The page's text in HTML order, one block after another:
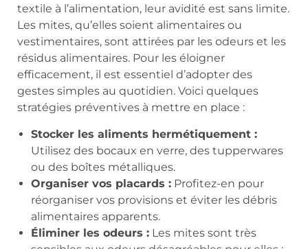
textile à l’alimentation, leur avidité est sans limite.
Les mites, qu’elles soient alimentaires ou
vestimentaires, sont attirées par les odeurs et les
résidus alimentaires. Pour les éloigner
efficacement, il est essentiel d’adopter des
gestes simples au quotidien. Voici quelques
stratégies préventives à mettre en place :
Stocker les aliments hermétiquement :
Utilisez des bocaux en verre, des tupperwares
ou des boîtes métalliques.
Organiser vos placards : Profitez-en pour
réorganiser vos provisions et éviter les débris
alimentaires apparents.
Éliminer les odeurs : Les mites sont très